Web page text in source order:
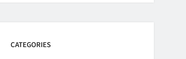
CATEGORIES